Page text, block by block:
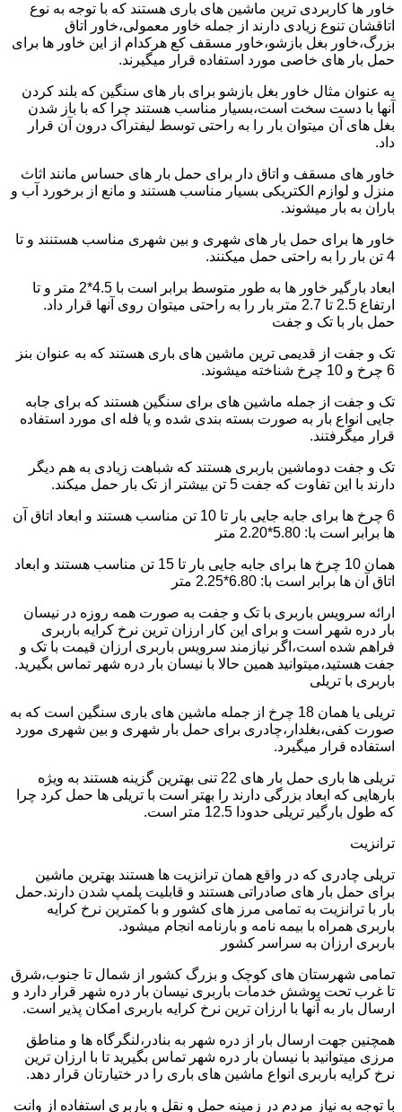
خاور ها کاربردی ترین ماشین های باری هستند که با توجه به نوع
اتاقشان تنوع زیادی دارند از جمله خاور معمولی،خاور اتاق
بزرگ،خاور بغل بازشو،خاور مسقف کع هرکدام از این خاور ها برای
حمل بار های خاصی مورد استفاده قرار میگیرند.
به عنوان مثال خاور بغل بازشو برای بار های سنگین که بلند کردن
آنها با دست سخت است،بسیار مناسب هستند چرا که با باز شدن
بغل های آن میتوان بار را به راحتی توسط لیفتراک درون آن قرار
داد.
خاور های مسقف و اتاق دار برای حمل بار های حساس مانند اثاث
منزل و لوازم الکتریکی بسیار مناسب هستند و مانع از برخورد آب و
باران به بار میشوند.
خاور ها برای حمل بار های شهری و بین شهری مناسب هستنند و تا
4 تن بار را به راحتی حمل میکنند.
ابعاد بارگیر خاور ها به طور متوسط برابر است با 4.5*2 متر و تا
ارتفاع 2.5 تا 2.7 متر بار را به راحتی میتوان روی آنها قرار داد.
حمل بار با تک و جفت
تک و جفت از قدیمی ترین ماشین های باری هستند که به عنوان بنز
6 چرخ و 10 چرخ شناخته میشوند.
تک و جفت از جمله ماشین های برای سنگین هستند که برای جابه
جایی انواع بار به صورت بسته بندی شده و یا فله ای مورد استفاده
قرار میگرفتند.
تک و جفت دوماشین باربری هستند که شباهت زیادی به هم دیگر
دارند با این تفاوت که جفت 5 تن بیشتر از تک بار حمل میکند.
6 چرخ ها برای جابه جایی بار تا 10 تن مناسب هستند و ابعاد اتاق آن
ها برابر است با: 5.80*2.20 متر
همان 10 چرخ ها برای جابه جایی بار تا 15 تن مناسب هستند و ابعاد
اتاق آن ها برابر است با: 6.80*2.25 متر
ارائه سرویس باربری با تک و جفت به صورت همه روزه در نیسان
بار دره شهر است و برای این کار ارزان ترین نرخ کرایه باربری
فراهم شده است،اگر نیازمند سرویس باربری ارزان قیمت با تک و
جفت هستید،میتوانید همین حالا با نیسان بار دره شهر تماس بگیرید.
باربری با تریلی
تریلی یا همان 18 چرخ از جمله ماشین های باری سنگین است که به
صورت کفی،بغلدار،چادری برای حمل بار شهری و بین شهری مورد
استفاده قرار میگیرد.
تریلی ها باری حمل بار های 22 تنی بهترین گزینه هستند به ویژه
بارهایی که ابعاد بزرگی دارند را بهتر است با تریلی ها حمل کرد چرا
که طول بارگیر تریلی حدودا 12.5 متر است.
ترانزیت
تریلی چادری که در واقع همان ترانزیت ها هستند بهترین ماشین
برای حمل بار های صادراتی هستند و قابلیت پلمپ شدن دارند.حمل
بار با ترانزیت به تمامی مرز های کشور و با کمترین نرخ کرایه
باربری همراه با بیمه نامه و بارنامه انجام میشود.
باربری ارزان به سراسر کشور
تمامی شهرستان های کوچک و بزرگ کشور از شمال تا جنوب،شرق
تا غرب تحت پوشش خدمات باربری نیسان بار دره شهر قرار دارد و
ارسال بار به آنها با ارزان ترین نرخ کرایه باربری امکان پذیر است.
همچنین جهت ارسال بار از دره شهر به بنادر،لنگرگاه ها و مناطق
مرزی میتوانید با نیسان بار دره شهر تماس بگیرید تا با ارزان ترین
نرخ کرایه باربری انواع ماشین های باری را در ختیارتان قرار دهد.
با توجه به نیاز مردم در زمینه حمل و نقل و باربری استفاده از وانت